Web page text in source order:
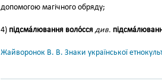
допо­могою магічного обряду;
4) під­сма́лювання воло́сся див.
Жайворонок В. В. Знаки української